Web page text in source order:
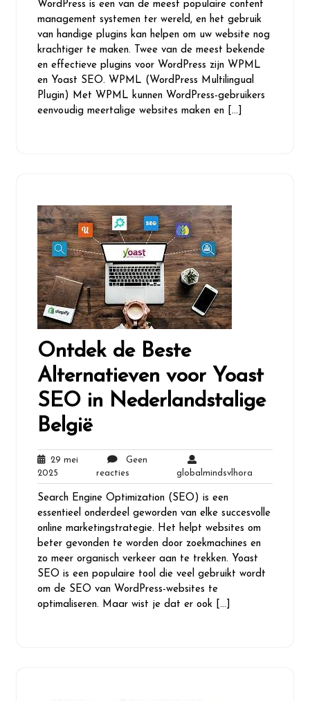
2026
WordPress is een van de meest populaire content
management systemen ter wereld, en het gebruik
van handige plugins kan helpen om uw website nog
krachtiger te maken. Twee van de meest bekende
en effectieve plugins voor WordPress zijn WPML
en Yoast SEO. WPML (WordPress Multilingual
Plugin) Met WPML kunnen WordPress-gebruikers
eenvoudig meertalige websites maken en […]
Ontdek de Beste
Alternatieven voor Yoast
SEO in Nederlandstalige
België
29 mei
2025
mei
2025
Geen
reacties
reacties
globalmindsvlhora
Search Engine Optimization (SEO) is een
essentieel onderdeel geworden van elke succesvolle
online marketingstrategie. Het helpt websites om
beter gevonden te worden door zoekmachines en
zo meer organisch verkeer aan te trekken. Yoast
SEO is een populaire tool die veel gebruikt wordt
om de SEO van WordPress-websites te
optimaliseren. Maar wist je dat er ook […]